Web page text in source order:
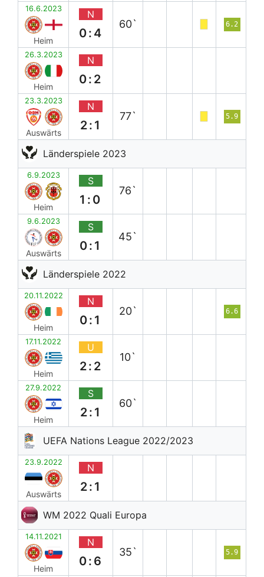
16.6.2023
Heim
N
0:4
60` 6.2
26.3.2023
Heim
N
0:2
23.3.2023
Auswärts
N
2:1
77` 5.9
Länderspiele 2023
6.9.2023
Heim
S
1:0
76`
9.6.2023
Auswärts
S
0:1
45`
Länderspiele 2022
20.11.2022
Heim
N
0:1
20` 6.6
17.11.2022
Heim
U
2:2
10`
27.9.2022
Heim
S
2:1
60`
UEFA Nations League 2022/2023
23.9.2022
Auswärts
N
2:1
WM 2022 Quali Europa
14.11.2021
Heim
N
0:6
35` 5.9